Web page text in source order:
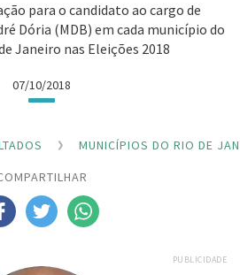
para o candidato ao cargo de
Dória (MDB) em cada município do
Janeiro nas Eleições 2018
07/10/2018
MUNICÍPIOS DO RIO DE
PUBLICIDADE